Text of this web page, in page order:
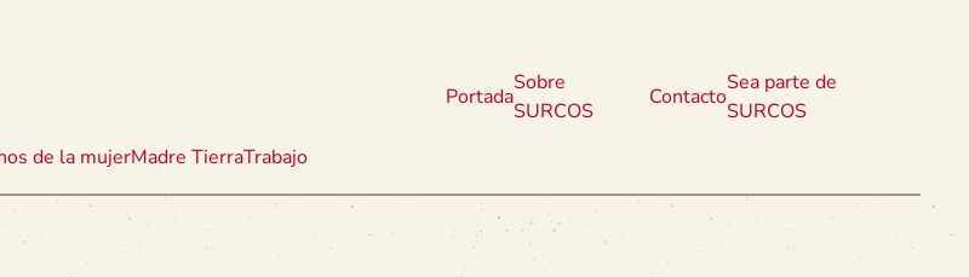
de la mujerMadre TierraTrabajo
Portada
Sobre
SURCOS
Contacto
Sea parte de
SURCOS